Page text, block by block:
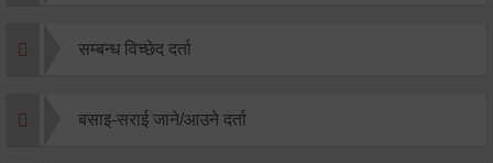
सम्बन्ध विच्छेद दर्ता
बसाइ-सराई जाने/आउने दर्ता